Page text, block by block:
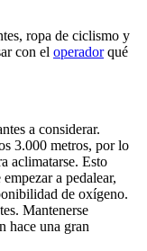
ropa de ciclismo y
con el operadorqué
a considerar.
3.000 metros, por lo
aclimatarse. Esto
a pedalear,
de oxígeno.
Mantenerse
hace una gran